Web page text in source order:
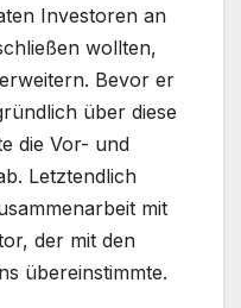
Investoren an
wollten,
Bevor er
über diese
die Vor- und
Letztendlich
mit
der mit den
übereinstimmte.